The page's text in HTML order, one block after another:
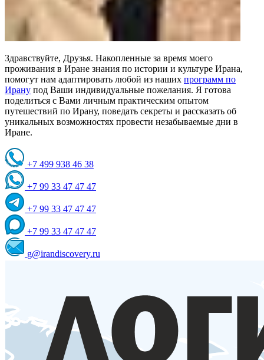
Здравствуйте, Друзья. Накопленные за время моего
проживания в Иране знания по истории и культуре Ирана,
помогут нам адаптировать любой из наших программ по
Ирану под Ваши индивидуальные пожелания. Я готова
поделиться с Вами личным практическим опытом
путешествий по Ирану, поведать секреты и рассказать об
уникальных возможностях провести незабываемые дни в
Иране.
+7 499 938 46 38
+7 99 33 47 47 47
+7 99 33 47 47 47
+7 99 33 47 47 47
g@irandiscovery.ru